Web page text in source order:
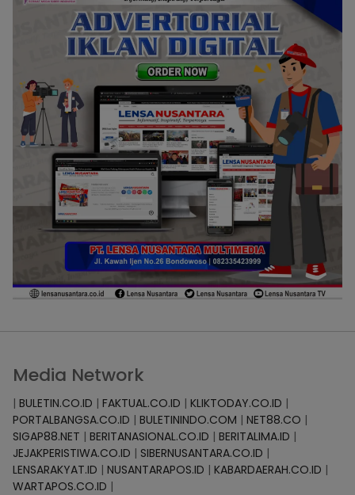
Media Network
| BULETIN.CO.ID | FAKTUAL.CO.ID | KLIKTODAY.CO.ID |
PORTALBANGSA.CO.ID | BULETININDO.COM | NET88.CO |
SIGAP88.NET | BERITANASIONAL.CO.ID | BERITALIMA.ID |
JEJAKPERISTIWA.CO.ID | SIBERNUSANTARA.CO.ID |
LENSARAKYAT.ID | NUSANTARAPOS.ID | KABARDAERAH.CO.ID |
WARTAPOS.CO.ID |